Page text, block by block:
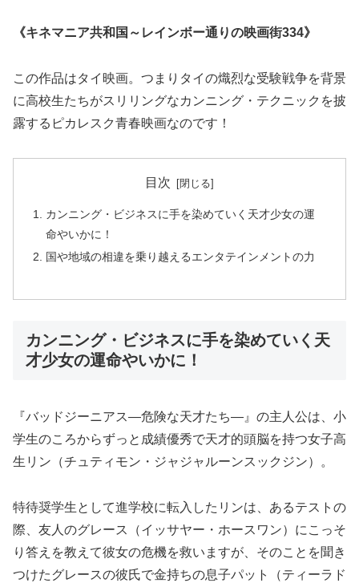
《キネマニア共和国～レインボー通りの映画街334》
この作品はタイ映画。つまりタイの熾烈な受験戦争を背景
に高校生たちがスリリングなカンニング・テクニックを披
露するピカレスク青春映画なのです！
目次
カンニング・ビジネスに手を染めていく天才少女の運
命やいかに！
国や地域の相違を乗り越えるエンタテインメントの力
カンニング・ビジネスに手を染めていく天
才少女の運命やいかに！
『バッドジーニアス―危険な天才たち―』の主人公は、小
学生のころからずっと成績優秀で天才的頭脳を持つ女子高
生リン（チュティモン・ジャジャルーンスックジン）。
特待奨学生として進学校に転入したリンは、あるテストの
際、友人のグレース（イッサヤー・ホースワン）にこっそ
り答えを教えて彼女の危機を救いますが、そのことを聞き
つけたグレースの彼氏で金持ちの息子パット（ティーラド